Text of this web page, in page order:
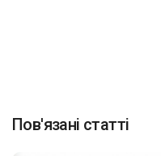
Пов'язані статті